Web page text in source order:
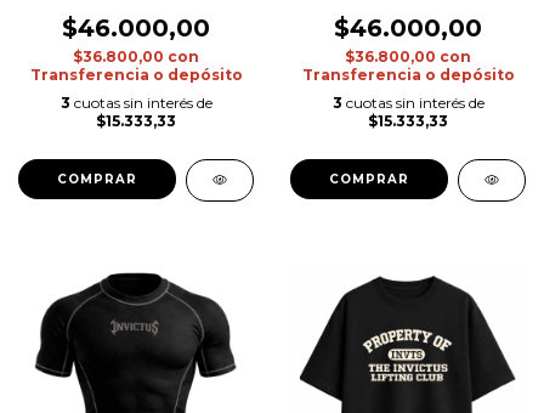
$46.000,00
$36.800,00 con
Transferencia o depósito
3 cuotas sin interés de
$15.333,33
COMPRAR
$46.000,00
$36.800,00 con
Transferencia o depósito
3 cuotas sin interés de
$15.333,33
COMPRAR